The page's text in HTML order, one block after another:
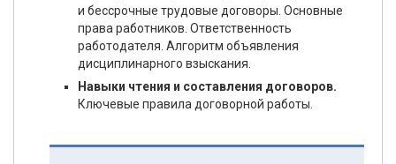
и бессрочные трудовые договоры. Основные
права работников. Ответственность
работодателя. Алгоритм объявления
дисциплинарного взыскания.
Навыки чтения и составления договоров.
Ключевые правила договорной работы.